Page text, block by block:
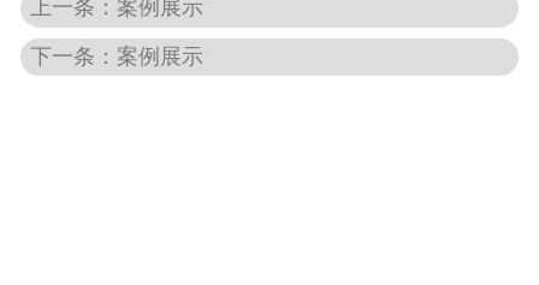
上一条：案例展示
下一条：案例展示